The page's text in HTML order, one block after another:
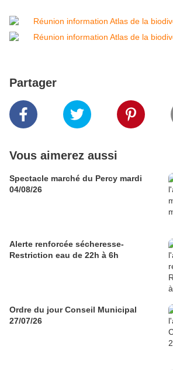
Partager
Vous aimerez aussi
Spectacle marché du Percy mardi
04/08/26
Alerte renforcée sécheresse-
Restriction eau de 22h à 6h
Ordre du jour Conseil Municipal
27/07/26